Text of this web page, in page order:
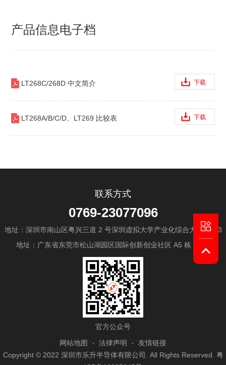
产品信息电子档
LT268C/268D 中文简介 下载
LT268A/B/C/D、LT269 比较表 下载
联系方式
0769-23077096
地址：深圳市南山区粤兴三道 2 号深圳虚拟大学产业化综合大楼 A603
地址：广东省东莞市松山湖园区国际创新创业社区 A5 栋 13 楼
官方公众号
网站地图
法律声明
友情链接
Copyright © 2022 深圳市乐升半导体有限公司. All Rights Reserved. 粤